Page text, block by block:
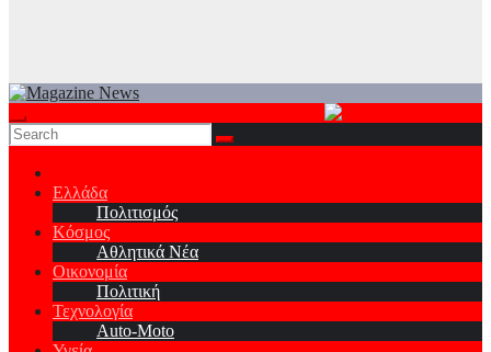
Ελλάδα
Πολιτισμός
Κόσμος
Αθλητικά Νέα
Οικονομία
Πολιτική
Τεχνολογία
Auto-Moto